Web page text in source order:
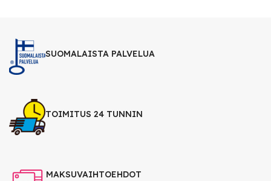
SUOMALAISTA PALVELUA
TOIMITUS 24 TUNNIN
MAKSUVAIHTOEHDOT